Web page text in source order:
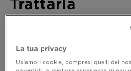
Trattarla
Ultimo aggiornamento
la pelle non ha mai pace. Sempre
La tua privacy
Usiamo i cookie, compresi quelli dei